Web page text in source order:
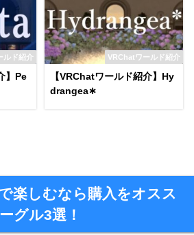
ルド紹介
】Pe
VRChatワールド紹介
【VRChatワールド紹介】Hy
drangea∗
楽しむなら購入をオスス
グル3選！